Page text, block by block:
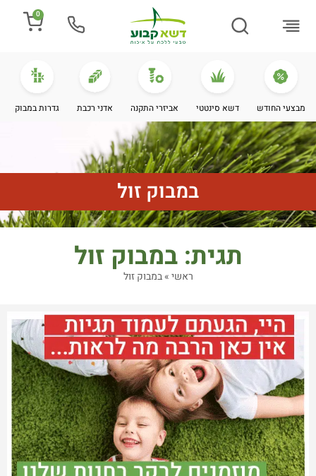
0
מבצעי החודש דשא סינטטי אביזרי התקנה אדני רכבת גדרות במבוק
במבוק זול
תגית: במבוק זול
ראשי»במבוק זול